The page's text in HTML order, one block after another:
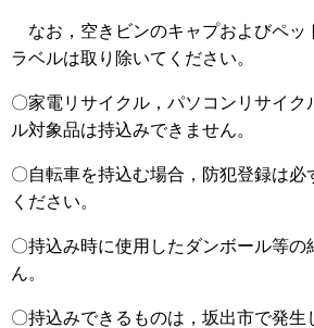
なお，空きビンのキャプおよびペッ
ラベルは取り除いてください。
〇家電リサイクル，パソコンリサイク
ル対象品は持込みできません。
〇自転車を持込む場合，防犯登録は必
ください。
〇持込み時に使用したダンボール等の
ん。
〇持込みできるものは，坂出市で発生